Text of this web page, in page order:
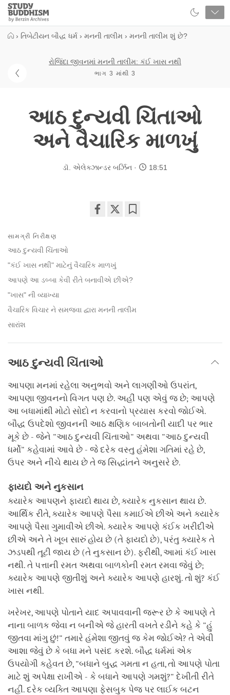
Close
Study
Buddhism
Home
› તિબેટીયન બૌદ્ધ ધર્મ › મનની તાલીમ › મનની તાલીમ શું છે?
રોજિંદા જીવનમાં મનની તાલીમ: કંઈ ખાસ નથી
ભાગ 3 માંથી 3
આઠ દુન્યવી ચિંતાઓ
અને વૈચારિક માળખું
ડૉ. એલેક્ઝાન્ડર બર્ઝિન 18:51
સામગ્રી નિરીક્ષણ
આઠ દુન્યવી ચિંતાઓ
"કંઈ ખાસ નથી" માટેનું વૈચારિક માળખું
આપણે આ ડબ્બા કેવી રીતે બનાવીએ છીએ?
"ખાસ" ની વ્યાખ્યા
વૈચારિક વિચાર ને સમજવા દ્વારા મનની તાલીમ
સારાંશ
આઠ દુન્યવી ચિંતાઓ
આપણા મનમાં રહેલા અનુભવો અને લાગણીઓ ઉપરાંત,
આપણા જીવનનો વિગત પણ છે. અહીં પણ એવું જ છે; આપણે
આ બધામાંથી મોટો સોદો ન કરવાનો પ્રયાસ કરવો જોઈએ.
બૌદ્ધ ઉપદેશો જીવનની આઠ ક્ષણિક બાબતોની યાદી પર ભાર
મૂકે છે - જેને "આઠ દુન્યવી ચિંતાઓ" અથવા "આઠ દુન્યવી
ધર્મો" કહેવામાં આવે છે - જે દરેક વસ્તુ હંમેશા ગતિમાં રહે છે,
ઉપર અને નીચે થાય છે તે જ સિદ્ધાંતને અનુસરે છે.
ફાયદો અને નુકસાન
ક્યારેક આપણને ફાયદો થાય છે, ક્યારેક નુકસાન થાય છે.
આર્થિક રીતે, ક્યારેક આપણે પૈસા કમાઈએ છીએ અને ક્યારેક
આપણે પૈસા ગુમાવીએ છીએ. ક્યારેક આપણે કંઈક ખરીદીએ
છીએ અને તે ખૂબ સારું હોય છે (તે ફાયદો છે), પરંતુ ક્યારેક તે
ઝડપથી તૂટી જાય છે (તે નુકસાન છે). ફરીથી, આમાં કંઈ ખાસ
નથી. તે પત્તાની રમત અથવા બાળકોની રમત રમવા જેવું છે;
ક્યારેક આપણે જીતીશું અને ક્યારેક આપણે હારશું. તો શું? કંઈ
ખાસ નથી.
ખરેખર, આપણે પોતાને યાદ અપાવવાની જરૂર છે કે આપણે તે
નાના બાળક જેવા ન બનીએ જે હારતી વખતે રડીને કહે કે "હું
જીતવા માંગુ છું!" તમારે હંમેશા જીતવું જ કેમ જોઈએ? તે એવી
આશા જેવું છે કે બધા મને પસંદ કરશે. બૌદ્ધ ધર્મમાં એક
ઉપયોગી કહેવત છે, "બધાને બુદ્ધ ગમતા ન હતા, તો આપણે પોતા
માટે શું અપેક્ષા રાખીએ - કે બધાને આપણે ગમશું?" દેખીતી રીતે
નહીં. દરેક વ્યક્તિ આપણા ફેસબુક પેજ પર લાઈક બટન